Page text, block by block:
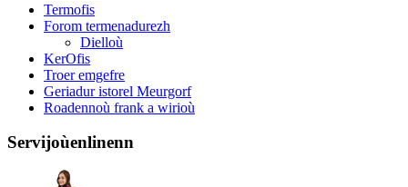
Termofis
Forom termenadurezh
Dielloù
KerOfis
Troer emgefre
Geriadur istorel Meurgorf
Roadennoù frank a wirioù
Servijoùenlinenn